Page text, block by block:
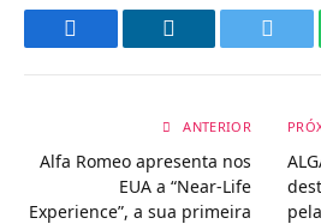
ANTERIOR
Alfa Romeo apresenta nos
EUA a “Near-Life
Experience”, a sua primeira